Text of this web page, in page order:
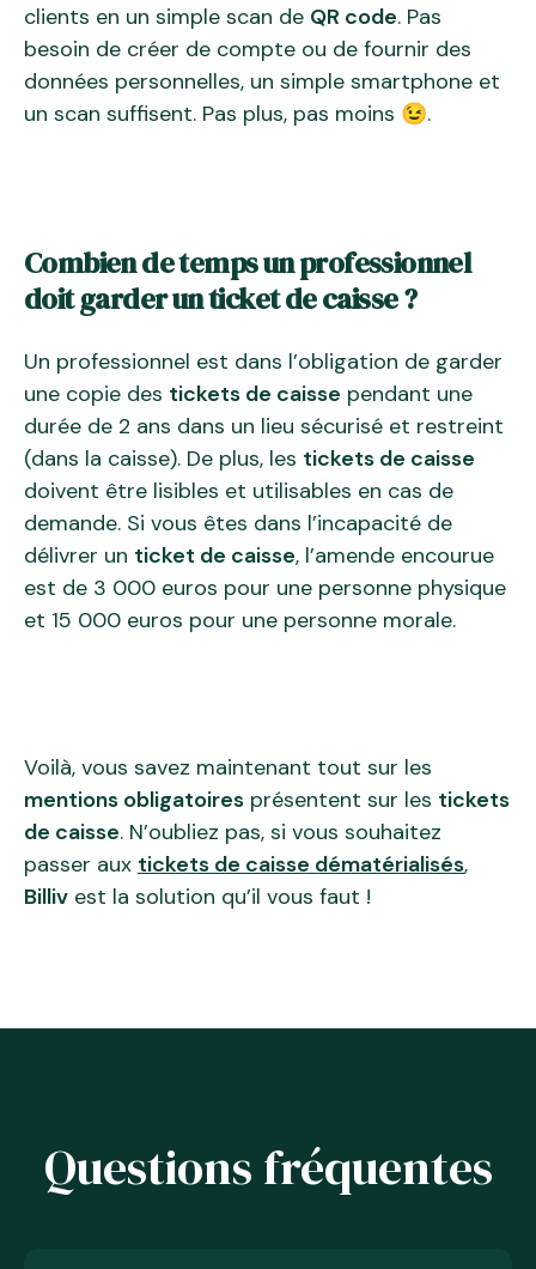
clients en un simple scan de QR code. Pas
besoin de créer de compte ou de fournir des
données personnelles, un simple smartphone et
un scan suffisent. Pas plus, pas moins 😉.
Combien de temps un professionnel
doit garder un ticket de caisse ?
Un professionnel est dans l’obligation de garder
une copie des tickets de caisse pendant une
durée de 2 ans dans un lieu sécurisé et restreint
(dans la caisse). De plus, les tickets de caisse
doivent être lisibles et utilisables en cas de
demande. Si vous êtes dans l’incapacité de
délivrer un ticket de caisse, l’amende encourue
est de 3 000 euros pour une personne physique
et 15 000 euros pour une personne morale.
Voilà, vous savez maintenant tout sur les
mentions obligatoires présentent sur les tickets
de caisse. N’oubliez pas, si vous souhaitez
passer aux tickets de caisse dématérialisés,
Billiv est la solution qu’il vous faut !
Questions fréquentes